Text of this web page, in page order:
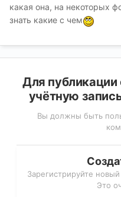
какая она, на некоторых
знать какие с чем
Для
учётную
Вы должны быть
Зарегистрируйте
Это